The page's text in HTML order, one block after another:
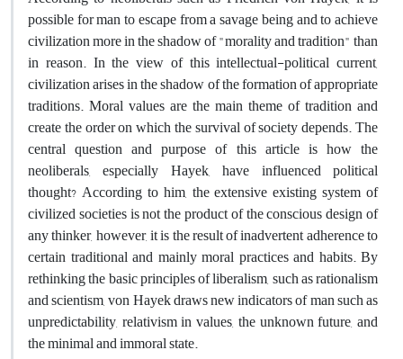
possible for man to escape from a savage being and to achieve
civilization more in the shadow of "morality and tradition" than
in reason. In the view of this intellectual-political current,
civilization arises in the shadow of the formation of appropriate
traditions. Moral values are the main theme of tradition and
create the order on which the survival of society depends. The
central question and purpose of this article is how the
neoliberals, especially Hayek, have influenced political
thought? According to him, the extensive existing system of
civilized societies is not the product of the conscious design of
any thinker, however, it is the result of inadvertent adherence to
certain traditional and mainly moral practices and habits. By
rethinking the basic principles of liberalism, such as rationalism
and scientism, von Hayek draws new indicators of man such as
unpredictability, relativism in values, the unknown future, and
the minimal and immoral state.